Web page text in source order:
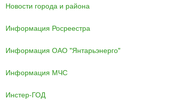
Новости города и района
Информация Росреестра
Информация ОАО "Янтарьэнерго"
Информация МЧС
Инстер-ГОД